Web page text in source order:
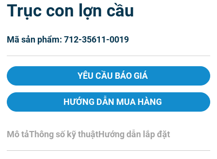
Trục con lợn cầu
Mã sản phẩm: 712-35611-0019
YÊU CẦU BÁO GIÁ
HƯỚNG DẪN MUA HÀNG
Mô tảThông số kỹ thuậtHướng dẫn lắp đặt